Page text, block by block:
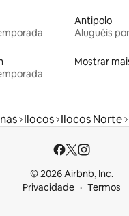
Antipolo
Aluguéis
Mostrar
Ilocos Ilocos Norte
© 2026 Airbnb, Inc.
Privacidade
Termos